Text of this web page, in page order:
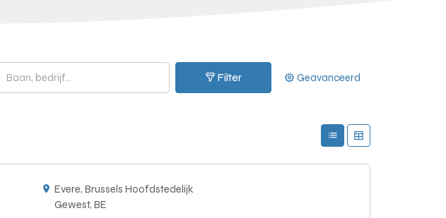
Filter Geavanceerd
Evere, Brussels Hoofdstedelijk
Gewest, BE